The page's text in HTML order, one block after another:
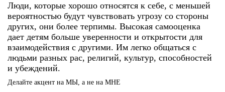
Люди, которые хорошо относятся к себе, с меньшей
вероятностью будут чувствовать угрозу со стороны
других, они более терпимы. Высокая самооценка
дает детям больше уверенности и открытости для
взаимодействия с другими. Им легко общаться с
людьми разных рас, религий, культур, способностей
и убеждений.
Делайте акцент на МЫ, а не на МНЕ